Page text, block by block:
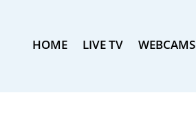
HOME LIVE TV WEBCAMS